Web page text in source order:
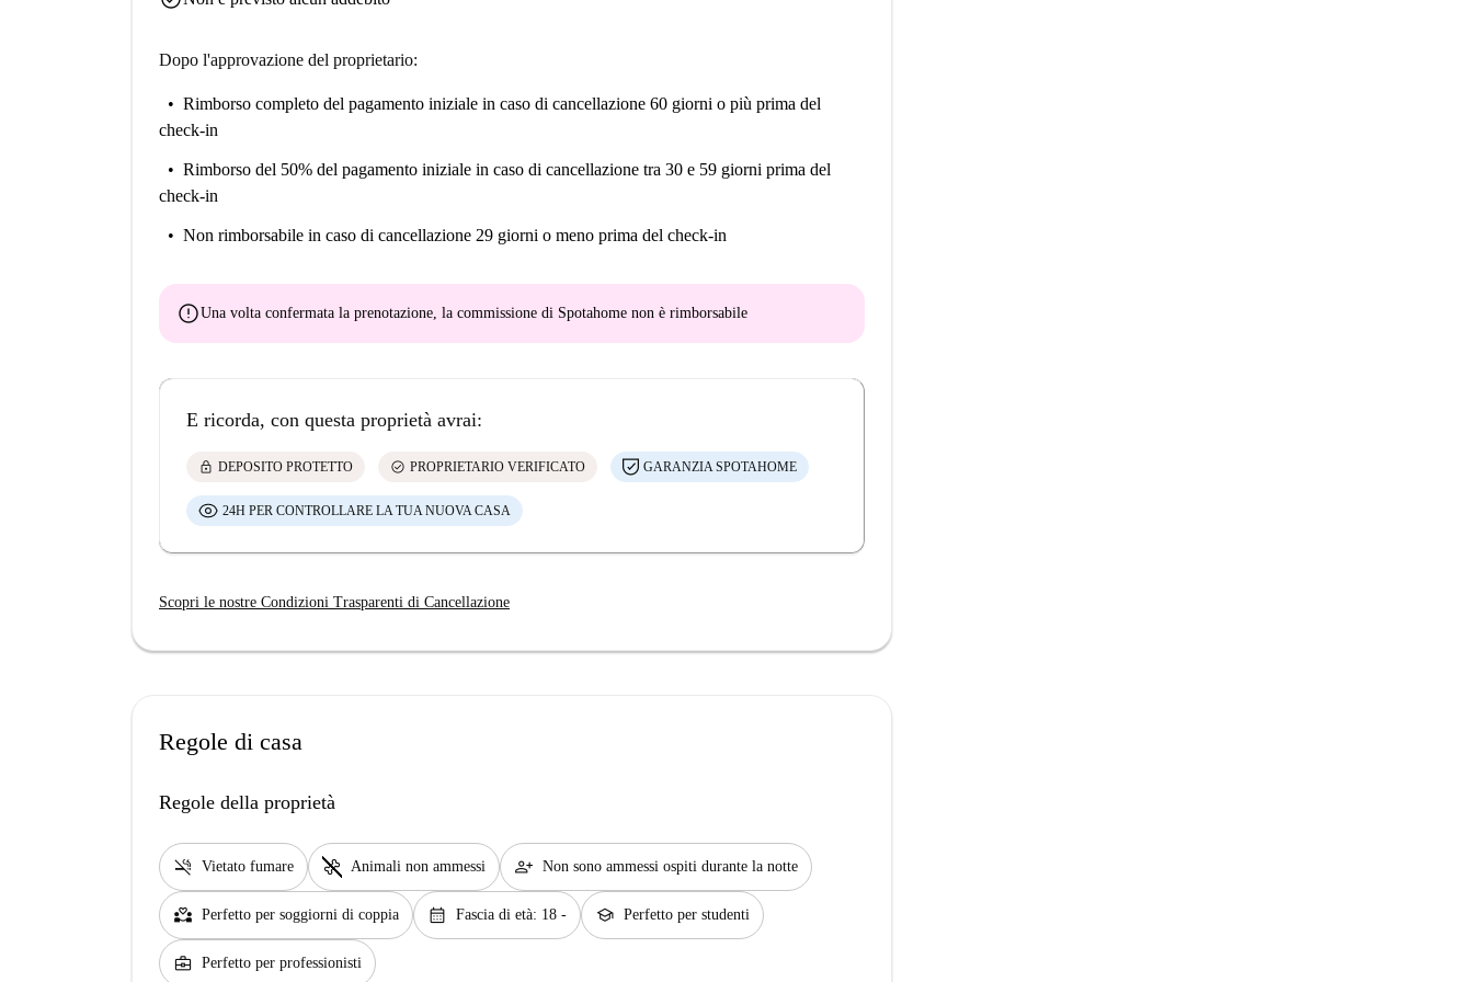
Dopo l'approvazione del proprietario:
Rimborso completo del pagamento iniziale in caso di cancellazione 60 giorni o più prima del
check-in
Rimborso del 50% del pagamento iniziale in caso di cancellazione tra 30 e 59 giorni prima del
check-in
Non rimborsabile in caso di cancellazione 29 giorni o meno prima del check-in
errorUna volta confermata la prenotazione, la commissione di Spotahome non è rimborsabile
E ricorda, con questa proprietà avrai:
lock DEPOSITO PROTETTO check_circle PROPRIETARIO VERIFICATO GARANZIA SPOTAHOME
24H PER CONTROLLARE LA TUA NUOVA CASA
Scopri le nostre Condizioni Trasparenti di Cancellazione
Regole di casa
Regole della proprietà
smoke_free Vietato fumare pet_supplies Animali non ammessi person_add Non sono ammessi ospiti durante la notte
partner_heart Perfetto per soggiorni di coppia calendar_month Fascia di età: 18 - school Perfetto per studenti
business_center Perfetto per professionisti